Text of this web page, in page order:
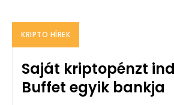
KRIPTO HÍREK
Saját kriptopénzt
Buffet egyik bankja